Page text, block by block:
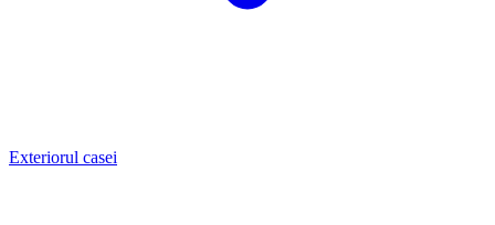
Exteriorul casei